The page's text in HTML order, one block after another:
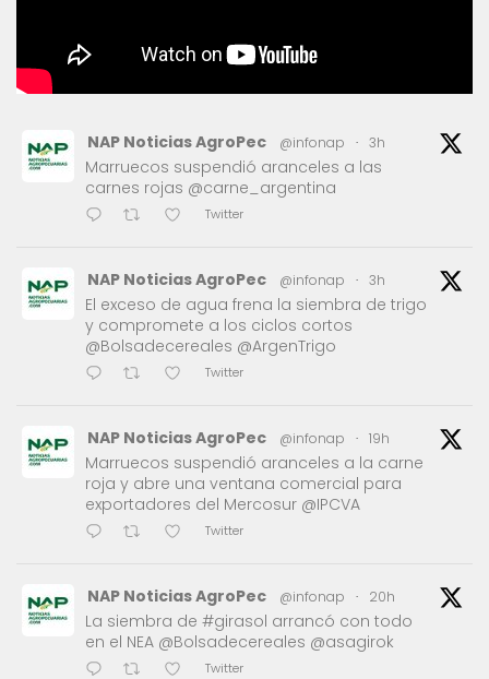
NAP Noticias AgroPec @infonap · 3h
Marruecos suspendió aranceles a las
carnes rojas @carne_argentina
Twitter
NAP Noticias AgroPec @infonap · 3h
El exceso de agua frena la siembra de trigo
y compromete a los ciclos cortos
@Bolsadecereales @ArgenTrigo
Twitter
NAP Noticias AgroPec @infonap · 19h
Marruecos suspendió aranceles a la carne
roja y abre una ventana comercial para
exportadores del Mercosur @IPCVA
Twitter
NAP Noticias AgroPec @infonap · 20h
La siembra de #girasol arrancó con todo
en el NEA @Bolsadecereales @asagirok
Twitter